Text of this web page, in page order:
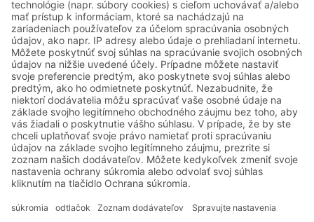
Friendly Captcha
Odoslať *= Požadované
Systémové riešenia